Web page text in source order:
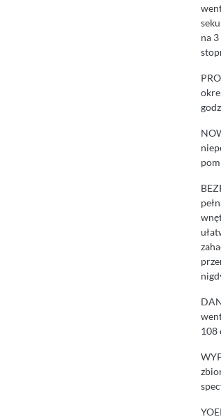
na
108